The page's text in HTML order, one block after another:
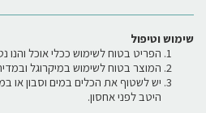
שימוש וטיפול
הפריט בטוח לשימוש ככלי אוכל והנו
המוצר בטוח לשימוש במיקרוגל
יש לשטוף את הכלים במים וסבון או
היטב לפני אחסון.